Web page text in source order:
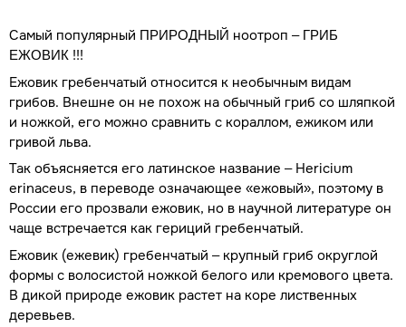
Самый популярный ПРИРОДНЫЙ ноотроп – ГРИБ
ЕЖОВИК !!!
Ежовик гребенчатый относится к необычным видам
грибов. Внешне он не похож на обычный гриб со шляпкой
и ножкой, его можно сравнить с кораллом, ежиком или
гривой льва.
Так объясняется его латинское название – Hericium
erinaceus, в переводе означающее «ежовый», поэтому в
России его прозвали ежовик, но в научной литературе он
чаще встречается как гериций гребенчатый.
Ежовик (ежевик) гребенчатый – крупный гриб округлой
формы с волосистой ножкой белого или кремового цвета.
В дикой природе ежовик растет на коре лиственных
деревьев.